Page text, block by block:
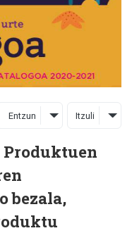
Entzun Itzuli
Produktuen
bezala,